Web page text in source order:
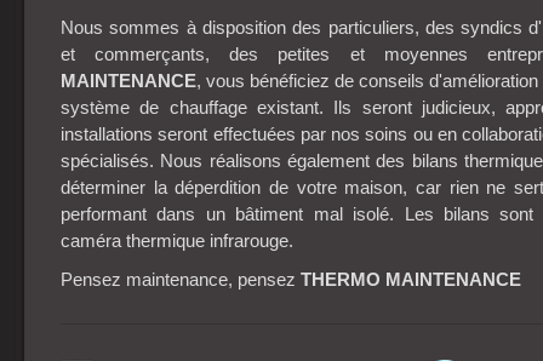
Nous sommes à disposition des particuliers, des syndics
et commerçants, des petites et moyennes
MAINTENANCE, vous bénéficiez de conseils
système de chauffage existant. Ils seront judicieux,
installations seront effectuées par nos soins ou en
spécialisés. Nous réalisons également des bilans
déterminer la déperdition de votre maison, car rien ne
performant dans un bâtiment mal isolé. Les bilans
caméra thermique infrarouge.
Pensez maintenance, pensez THERMO MAINTENANCE